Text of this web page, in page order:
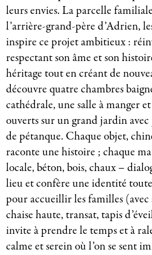
leurs envies. La parcelle
l’arrière-grand-père d’Adrien,
inspire ce projet ambitieux :
respectant son âme et son
héritage tout en créant de
découvre quatre chambres
cathédrale, une salle à manger
ouverts sur un grand jardin
de pétanque. Chaque objet,
raconte une histoire ; chaque
locale, béton, bois, chaux –
lieu et confère une identité
pour accueillir les familles (avec
chaise haute, transat, tapis
invite à prendre le temps et à
calme et serein où l’on se sent